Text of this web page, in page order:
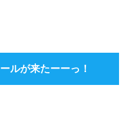
ルが来たーーっ！